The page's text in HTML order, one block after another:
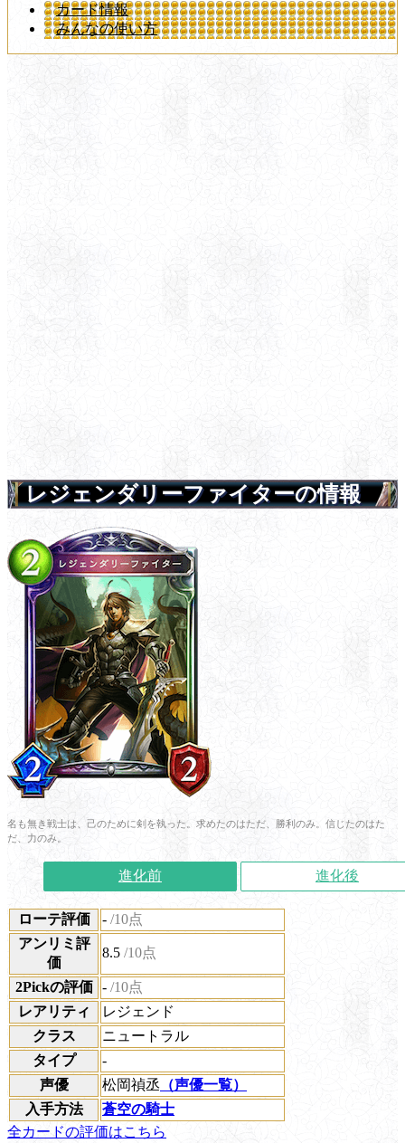
カード情報
みんなの使い方
レジェンダリーファイターの情報
名も無き戦士は、己のために剣を執った。求めたのはただ、勝利のみ。信じたのはた
だ、力のみ。
進化前 進化後
ローテ評価 - /10点
アンリミ評
価
8.5 /10点
2Pickの評価 - /10点
レアリティ
レジェンド
クラス
ニュートラル
タイプ
-
声優
松岡禎丞 （声優一覧）
入手方法
蒼空の騎士
全カードの評価はこちら